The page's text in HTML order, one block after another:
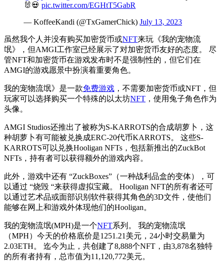
🐰💀 pic.twitter.com/EGHtT5GabR
— KoffeeKandi (@TxGamerChick) July 13, 2023
虽然我个人并没有购买加密货币或NFT来玩《我的宠物流
氓》，但AMGI工作室已经展示了对加密货币友好的态度。 尽
管NFT和加密货币在游戏发布时不是强制性的，但它们在
AMGI的游戏愿景中扮演着重要角色。
我的宠物流氓》是一款免费游戏 ，不需要加密货币或NFT，但
玩家可以选择购买一个特殊的以太坊NFT ，使用兔子角色作为
头像。
AMGI Studios还推出了被称为S-KARROTS的合成胡萝卜，这
种胡萝卜有可能被兑换成ERC-20代币KARROTS。 这些S-
KARROTS可以兑换Hooligan NFTs，包括新推出的ZuckBot
NFTs，持有者可以获得额外的游戏内容。
此外，游戏中还有 “ZuckBoxes”（一种战利品盒的变体），可
以通过 “烧毁 “来获得虚拟宝藏。 Hooligan NFT的所有者还可
以通过艺术品或面部识别软件获得其角色的3D文件，使他们
能够在网上和游戏外体现他们的Hooligan。
我的宠物流氓(MPH)是一个NFT系列。 我的宠物流氓
（MPH）今天的价格底价是1251.21美元，24小时交易量为
2.03ETH。 迄今为止，共创建了8,888个NFT，由3,878名独特
的所有者持有，总市值为11,120,772美元。